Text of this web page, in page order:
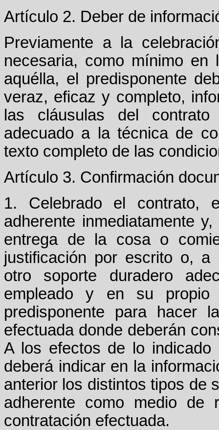
Artículo 2. Deber de
Previamente a la
necesaria, como mínimo
aquélla, el predisponente
veraz, eficaz y completo,
las cláusulas del
adecuado a la técnica de
texto completo de las
Artículo 3. Confirmación
1. Celebrado el contrato,
adherente inmediatamente
entrega de la cosa o
justificación por escrito o, a
otro soporte duradero
empleado y en su
predisponente para hacer
efectuada donde deberán
A los efectos de lo indicado
deberá indicar en la
anterior los distintos tipos de
adherente como medio de
contratación efectuada.